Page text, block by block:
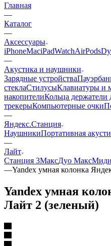
Главная
—
Каталог
—
Аксессуары
iPhoneMaciPadWatchAirPods
—
Акустика и наушники
Зарядные устройства
стеклаСтилусыКлавиатуры и
накопителиКольца держатели
трекерыКомпьютерные очки
—
Яндекс.Станция
НаушникиПортативная
—
Лайт
Станция 3МаксДуо МаксМиди
—Yandex умная колонка
Yandex умная
Лайт 2 (зеленый)